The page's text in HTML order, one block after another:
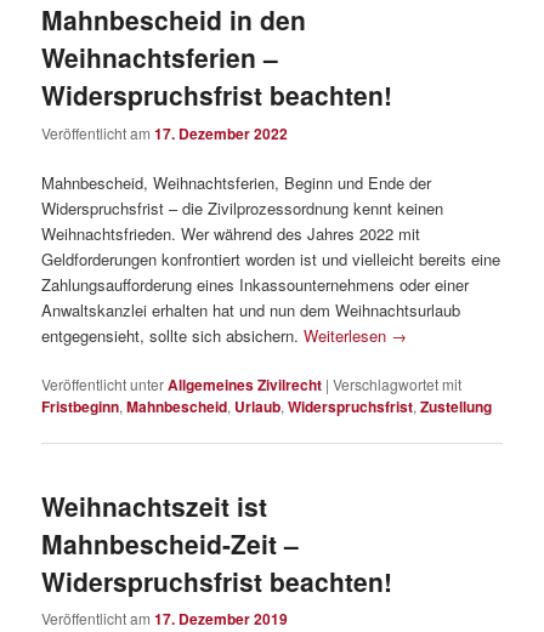
Mahnbescheid in den
Weihnachtsferien –
Widerspruchsfrist beachten!
Veröffentlicht am17. Dezember 2022
Mahnbescheid, Weihnachtsferien, Beginn und Ende der
Widerspruchsfrist – die Zivilprozessordnung kennt keinen
Weihnachtsfrieden. Wer während des Jahres 2022 mit
Geldforderungen konfrontiert worden ist und vielleicht bereits eine
Zahlungsaufforderung eines Inkassounternehmens oder einer
Anwaltskanzlei erhalten hat und nun dem Weihnachtsurlaub
entgegensieht, sollte sich absichern.Weiterlesen →
Veröffentlicht unterAllgemeines Zivilrecht |Verschlagwortet mit
Fristbeginn,Mahnbescheid, Urlaub,Widerspruchsfrist,Zustellung
Weihnachtszeit ist
Mahnbescheid-Zeit –
Widerspruchsfrist beachten!
Veröffentlicht am17. Dezember 2019